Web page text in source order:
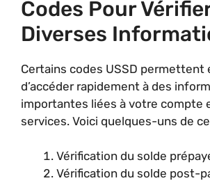
Codes Pour
Diverses
Certains codes USSD permettent
d’accéder rapidement à des
importantes liées à votre compte
services. Voici quelques-uns de
Vérification du solde
Vérification du solde post-